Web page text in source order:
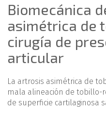
Biomecánica
asimétrica de
cirugía de
articular
La artrosis asimétrica de
mala alineación de tobillo-
de superficie cartilaginosa